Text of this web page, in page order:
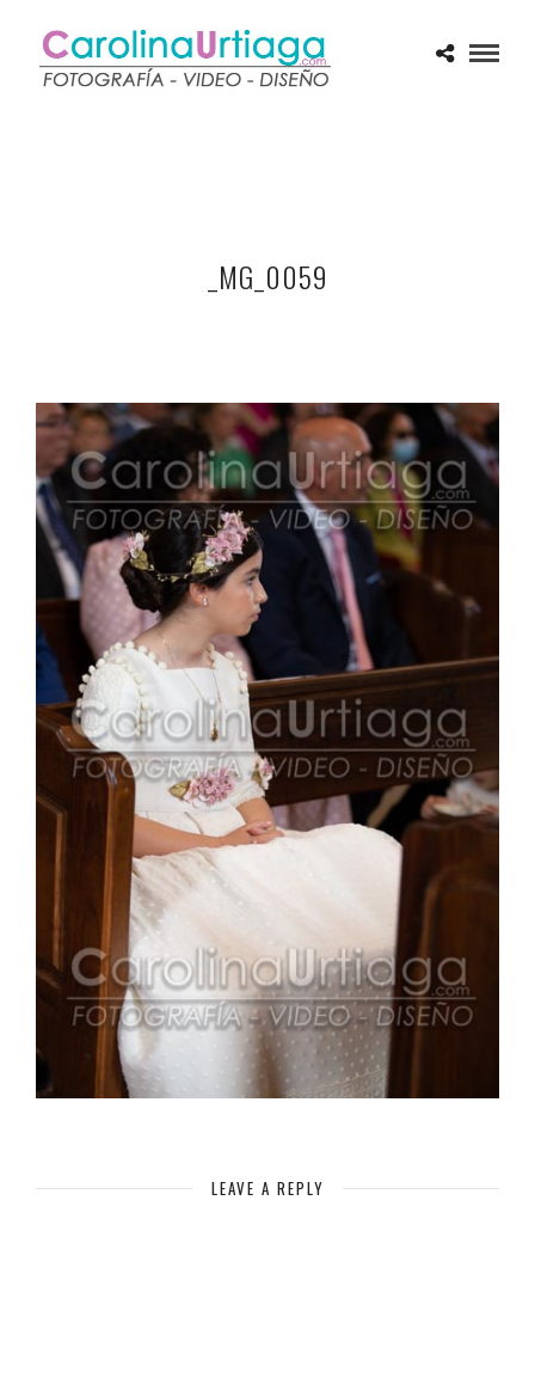
_MG_0059
LEAVE A REPLY